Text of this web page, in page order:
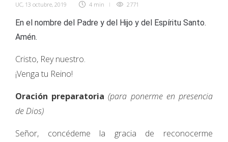
UC, 13 octubre, 2019 4 min 2771
En el nombre del Padre y del Hijo y del Espíritu Santo.
Amén.
Cristo, Rey nuestro.
¡Venga tu Reino!
Oración preparatoria (para ponerme en presencia
de Dios)
Señor, concédeme la gracia de reconocerme